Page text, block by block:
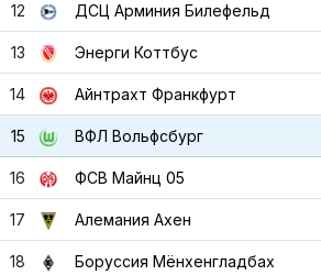
12 ДСЦ Арминия Билефельд
13 Энерги Коттбус
14 Айнтрахт Франкфурт
15 ВФЛ Вольфсбург
16 ФСВ Майнц 05
17 Алемания Ахен
18 Боруссия Мёнхенгладбах